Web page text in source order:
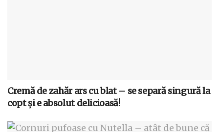
Cremă de zahăr ars cu blat – se separă singură la
copt și e absolut delicioasă!